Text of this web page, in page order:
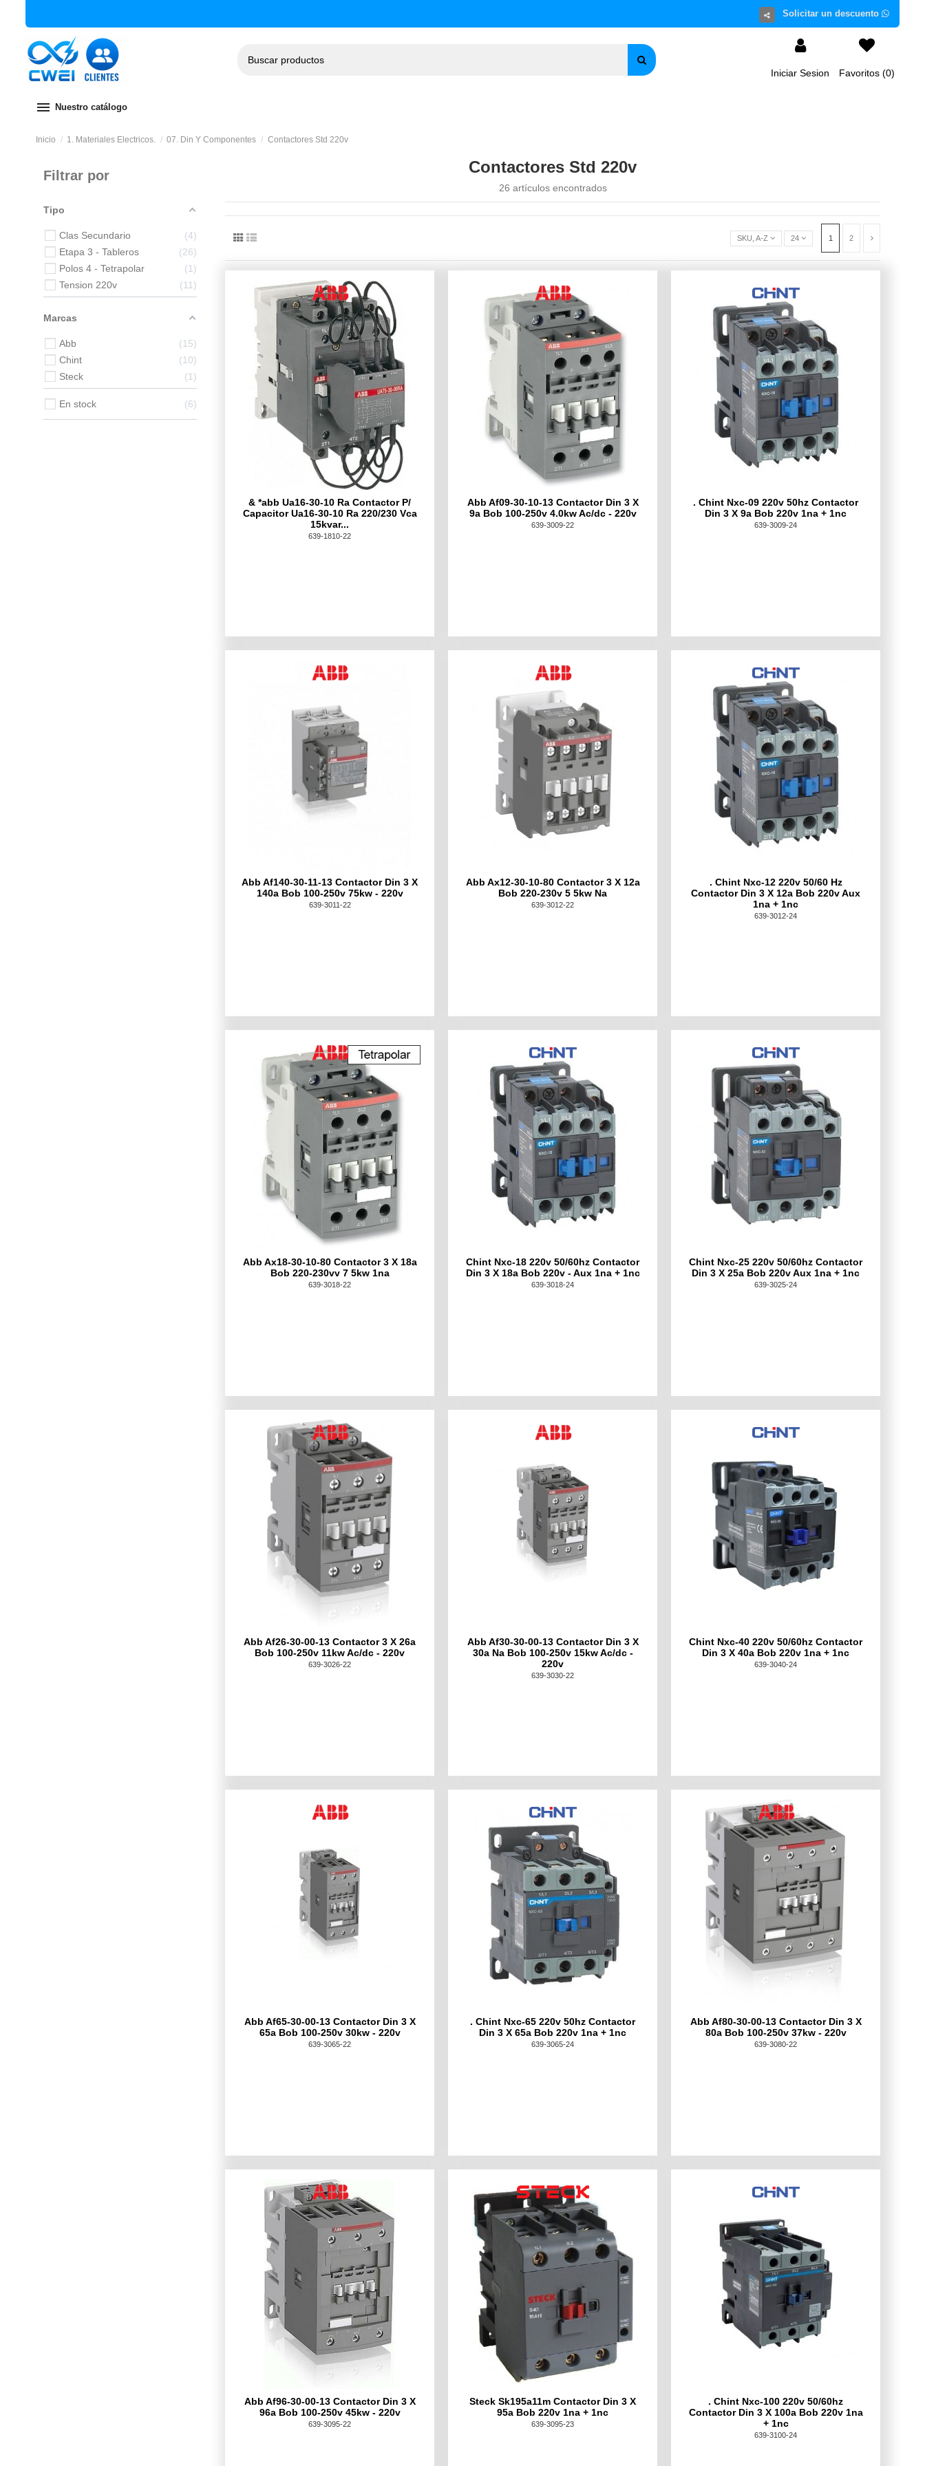
Iniciar Sesion Favoritos (0)
menu Nuestro catálogo
Inicio 1. Materiales Electricos. 07. Din Y Componentes Contactores Std 220v
Contactores Std 220v
26 artículos encontrados
& *abb Ua16-30-10 Ra Contactor P/
Capacitor Ua16-30-10 Ra 220/230 Vca
15kvar...
639-1810-22
Abb Af09-30-10-13 Contactor Din 3 X
9a Bob 100-250v 4.0kw Ac/dc - 220v
639-3009-22
. Chint Nxc-09 220v 50hz Contactor
Din 3 X 9a Bob 220v 1na + 1nc
639-3009-24
Abb Af140-30-11-13 Contactor Din 3 X
140a Bob 100-250v 75kw - 220v
639-3011-22
Abb Ax12-30-10-80 Contactor 3 X 12a
Bob 220-230v 5 5kw Na
639-3012-22
. Chint Nxc-12 220v 50/60 Hz
Contactor Din 3 X 12a Bob 220v Aux
1na + 1nc
639-3012-24
Abb Ax18-30-10-80 Contactor 3 X 18a
Bob 220-230vv 7 5kw 1na
639-3018-22
Chint Nxc-18 220v 50/60hz Contactor
Din 3 X 18a Bob 220v - Aux 1na + 1nc
639-3018-24
Chint Nxc-25 220v 50/60hz Contactor
Din 3 X 25a Bob 220v Aux 1na + 1nc
639-3025-24
Abb Af26-30-00-13 Contactor 3 X 26a
Bob 100-250v 11kw Ac/dc - 220v
639-3026-22
Abb Af30-30-00-13 Contactor Din 3 X
30a Na Bob 100-250v 15kw Ac/dc -
220v
639-3030-22
Chint Nxc-40 220v 50/60hz Contactor
Din 3 X 40a Bob 220v 1na + 1nc
639-3040-24
Abb Af65-30-00-13 Contactor Din 3 X
65a Bob 100-250v 30kw - 220v
639-3065-22
. Chint Nxc-65 220v 50hz Contactor
Din 3 X 65a Bob 220v 1na + 1nc
639-3065-24
Abb Af80-30-00-13 Contactor Din 3 X
80a Bob 100-250v 37kw - 220v
639-3080-22
Abb Af96-30-00-13 Contactor Din 3 X
96a Bob 100-250v 45kw - 220v
639-3095-22
Steck Sk195a11m Contactor Din 3 X
95a Bob 220v 1na + 1nc
639-3095-23
. Chint Nxc-100 220v 50/60hz
Contactor Din 3 X 100a Bob 220v 1na
+ 1nc
639-3100-24
Filtrar por
Tipo
Clas Secundario
4
Etapa 3 - Tableros
26
Polos 4 - Tetrapolar
1
Tension 220v
11
Marcas
Abb
15
Chint
10
Steck
1
En stock 6